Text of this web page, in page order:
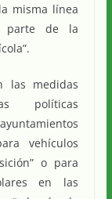
misma línea
parte de la
las medidas
políticas
vehículos
o para
en las